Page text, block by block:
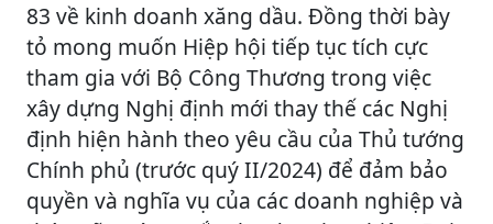
83 về kinh doanh xăng dầu. Đồng thời bày
tỏ mong muốn Hiệp hội tiếp tục tích cực
tham gia với Bộ Công Thương trong việc
xây dựng Nghị định mới thay thế các Nghị
định hiện hành theo yêu cầu của Thủ tướng
Chính phủ (trước quý II/2024) để đảm bảo
quyền và nghĩa vụ của các doanh nghiệp và